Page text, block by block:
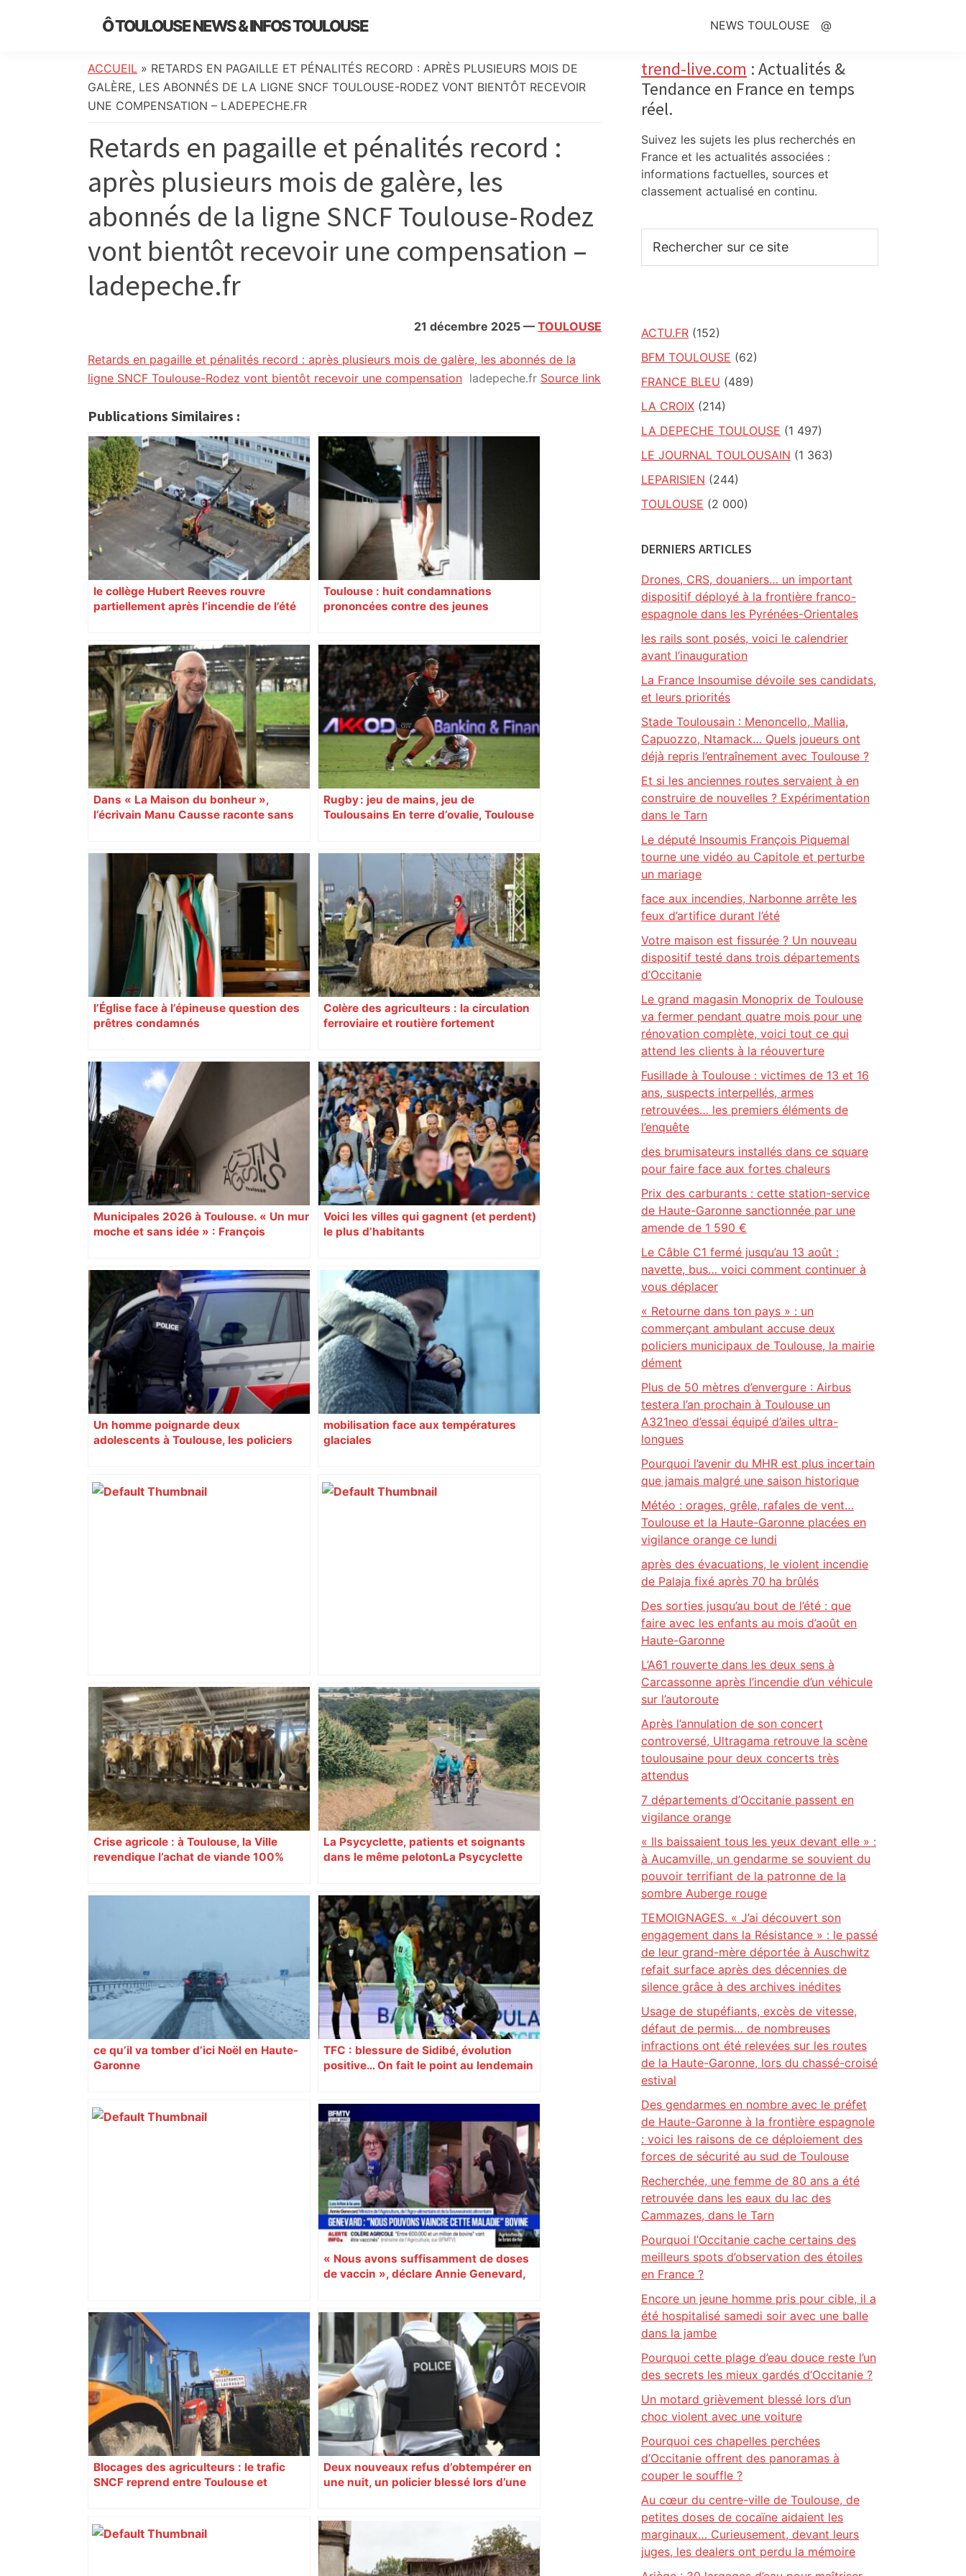
Ô TOULOUSE NEWS & INFOS TOULOUSE
de
l’actualité
toulousaine
info
locale,
société,
culture,
politique,
météo,
faits
et
initiatives
NEWS TOULOUSE @
ACCUEIL » RETARDS EN PAGAILLE ET PÉNALITÉS RECORD : APRÈS PLUSIEURS MOIS DE
GALÈRE, LES ABONNÉS DE LA LIGNE SNCF TOULOUSE-RODEZ VONT BIENTÔT RECEVOIR
UNE COMPENSATION – LADEPECHE.FR
Retards en pagaille et pénalités record :
après plusieurs mois de galère, les
abonnés de la ligne SNCF Toulouse-Rodez
vont bientôt recevoir une compensation –
ladepeche.fr
21 décembre 2025 — TOULOUSE
Retards en pagaille et pénalités record : après plusieurs mois de galère, les abonnés de la
ligne SNCF Toulouse-Rodez vont bientôt recevoir une compensation ladepeche.fr Source link
Publications Similaires :
le collège Hubert Reeves rouvre
partiellement après l’incendie de l’été
Toulouse : huit condamnations
prononcées contre des jeunes
Dans « La Maison du bonheur »,
l’écrivain Manu Causse raconte sans
Rugby : jeu de mains, jeu de
Toulousains En terre d’ovalie, Toulouse
revendiquant surtout son art du jeu en
mouvement, vif et spectaculaire.
Décryptage. Série (4 / 10)
l’Église face à l’épineuse question des
prêtres condamnés
Colère des agriculteurs : la circulation
ferroviaire et routière fortement
Municipales 2026 à Toulouse. « Un mur
moche et sans idée » : François
Augustins
Voici les villes qui gagnent (et perdent)
le plus d’habitants
Un homme poignarde deux
adolescents à Toulouse, les policiers
mobilisation face aux températures
glaciales
Top 14: comment Perpignan a une
nouvelle fois fait tomber Toulouse? –
RMC Sport
Ligue 1 : Toulouse est fou de rage –
Foot Mercato
Crise agricole : à Toulouse, la Ville
revendique l’achat de viande 100%
La Psycyclette, patients et soignants
dans le même peloton​​​​​​ La Psycyclette
vivant avec des troubles psychiques,
des soignants et des cyclotouristes.
« La Croix » a participé en septembre à
sa septième édition, du Mont-Saint-
Michel à Toulouse.
ce qu’il va tomber d’ici Noël en Haute-
Garonne
TFC : blessure de Sidibé, évolution
positive… On fait le point au lendemain
DIRECT. Colère des agriculteurs :
mobilisation agricole à Toulouse ce
samedi, 113 vaches abattues en Ariège
– ladepeche.fr
« Nous avons suffisamment de doses
de vaccin », déclare Annie Genevard,
Blocages des agriculteurs : le trafic
SNCF reprend entre Toulouse et
Deux nouveaux refus d’obtempérer en
une nuit, un policier blessé lors d’une
Primary
Sidebar
trend-live.com : Actualités &
Tendance en France en temps
réel.
Suivez les sujets les plus recherchés en
France et les actualités associées :
informations factuelles, sources et
classement actualisé en continu.
sur
ACTU.FR (152)
BFM TOULOUSE (62)
FRANCE BLEU (489)
LA CROIX (214)
LA DEPECHE TOULOUSE (1 497)
LE JOURNAL TOULOUSAIN (1 363)
LEPARISIEN (244)
TOULOUSE (2 000)
DERNIERS ARTICLES
Drones, CRS, douaniers… un important
dispositif déployé à la frontière franco-
espagnole dans les Pyrénées-Orientales
les rails sont posés, voici le calendrier
avant l’inauguration
La France Insoumise dévoile ses candidats,
et leurs priorités
Stade Toulousain : Menoncello, Mallia,
Capuozzo, Ntamack… Quels joueurs ont
déjà repris l’entraînement avec Toulouse ?
Et si les anciennes routes servaient à en
construire de nouvelles ? Expérimentation
dans le Tarn
Le député Insoumis François Piquemal
tourne une vidéo au Capitole et perturbe
un mariage
face aux incendies, Narbonne arrête les
feux d’artifice durant l’été
Votre maison est fissurée ? Un nouveau
dispositif testé dans trois départements
d’Occitanie
Le grand magasin Monoprix de Toulouse
va fermer pendant quatre mois pour une
rénovation complète, voici tout ce qui
attend les clients à la réouverture
Fusillade à Toulouse : victimes de 13 et 16
ans, suspects interpellés, armes
retrouvées… les premiers éléments de
l’enquête
des brumisateurs installés dans ce square
pour faire face aux fortes chaleurs
Prix des carburants : cette station-service
de Haute-Garonne sanctionnée par une
amende de 1 590 €
Le Câble C1 fermé jusqu’au 13 août :
navette, bus… voici comment continuer à
vous déplacer
« Retourne dans ton pays » : un
commerçant ambulant accuse deux
policiers municipaux de Toulouse, la mairie
dément
Plus de 50 mètres d’envergure : Airbus
testera l’an prochain à Toulouse un
A321neo d’essai équipé d’ailes ultra-
longues
Pourquoi l’avenir du MHR est plus incertain
que jamais malgré une saison historique
Météo : orages, grêle, rafales de vent…
Toulouse et la Haute-Garonne placées en
vigilance orange ce lundi
après des évacuations, le violent incendie
de Palaja fixé après 70 ha brûlés
Des sorties jusqu’au bout de l’été : que
faire avec les enfants au mois d’août en
Haute-Garonne
L’A61 rouverte dans les deux sens à
Carcassonne après l’incendie d’un véhicule
sur l’autoroute
Après l’annulation de son concert
controversé, Ultragama retrouve la scène
toulousaine pour deux concerts très
attendus
7 départements d’Occitanie passent en
vigilance orange
« Ils baissaient tous les yeux devant elle » :
à Aucamville, un gendarme se souvient du
pouvoir terrifiant de la patronne de la
sombre Auberge rouge
TEMOIGNAGES. « J’ai découvert son
engagement dans la Résistance » : le passé
de leur grand-mère déportée à Auschwitz
refait surface après des décennies de
silence grâce à des archives inédites
Usage de stupéfiants, excès de vitesse,
défaut de permis… de nombreuses
infractions ont été relevées sur les routes
de la Haute-Garonne, lors du chassé-croisé
estival
Des gendarmes en nombre avec le préfet
de Haute-Garonne à la frontière espagnole
: voici les raisons de ce déploiement des
forces de sécurité au sud de Toulouse
Recherchée, une femme de 80 ans a été
retrouvée dans les eaux du lac des
Cammazes, dans le Tarn
Pourquoi l’Occitanie cache certains des
meilleurs spots d’observation des étoiles
en France ?
Encore un jeune homme pris pour cible, il a
été hospitalisé samedi soir avec une balle
dans la jambe
Pourquoi cette plage d’eau douce reste l’un
des secrets les mieux gardés d’Occitanie ?
Un motard grièvement blessé lors d’un
choc violent avec une voiture
Pourquoi ces chapelles perchées
d’Occitanie offrent des panoramas à
couper le souffle ?
Au cœur du centre-ville de Toulouse, de
petites doses de cocaïne aidaient les
marginaux… Curieusement, devant leurs
juges, les dealers ont perdu la mémoire